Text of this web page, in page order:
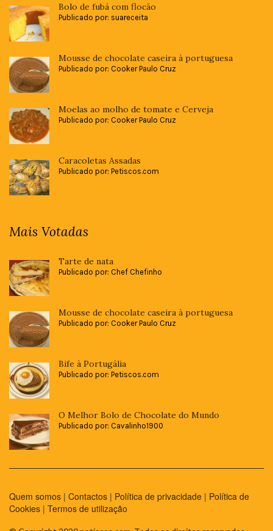
Bolo de fubá com flocão
Publicado por: suareceita
Mousse de chocolate caseira à portuguesa
Publicado por: Cooker Paulo Cruz
Moelas ao molho de tomate e Cerveja
Publicado por: Cooker Paulo Cruz
Caracoletas Assadas
Publicado por: Petiscos.com
Mais Votadas
Tarte de nata
Publicado por: Chef Chefinho
Mousse de chocolate caseira à portuguesa
Publicado por: Cooker Paulo Cruz
Bife à Portugália
Publicado por: Petiscos.com
O Melhor Bolo de Chocolate do Mundo
Publicado por: Cavalinho1900
Quem somos | Contactos | Política de privacidade | Política de
Cookies | Termos de utilização